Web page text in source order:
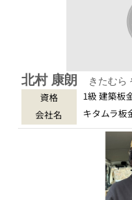
北村 康朗 きたむら
資格
1級 建築板
会社名
キタムラ板